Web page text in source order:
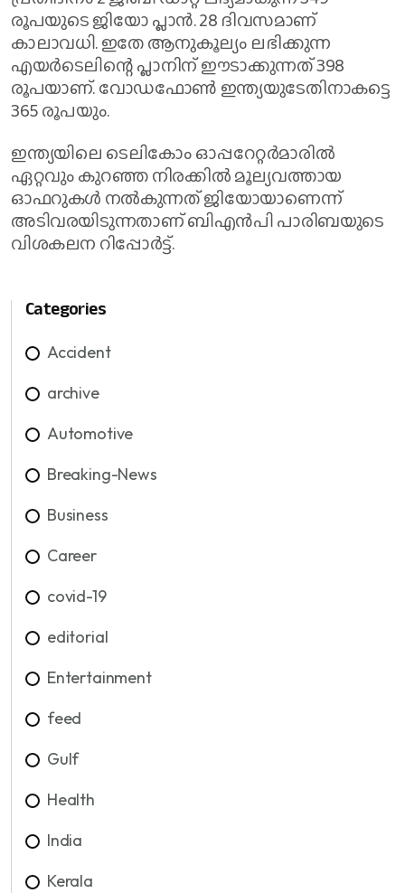
രൂപയുടെ ജിയോ പ്ലാന്‍. 28 ദിവസമാണ്
കാലാവധി. ഇതേ ആനുകൂല്യം ലഭിക്കുന്ന
എയര്‍ടെലിന്റെ പ്ലാനിന് ഈടാക്കുന്നത് 398
രൂപയാണ്. വോഡഫോണ്‍ ഇന്ത്യയുടേതിനാകട്ടെ
365 രൂപയും.
ഇന്ത്യയിലെ ടെലികോം ഓപ്പറേറ്റര്‍മാരില്‍
ഏറ്റവും കുറഞ്ഞ നിരക്കില്‍ മൂല്യവത്തായ
ഓഫറുകള്‍ നല്‍കുന്നത് ജിയോയാണെന്ന്
അടിവരയിടുന്നതാണ് ബിഎന്‍പി പാരിബയുടെ
വിശകലന റിപ്പോര്‍ട്ട്.
Categories
Accident
archive
Automotive
Breaking-News
Business
Career
covid-19
editorial
Entertainment
feed
Gulf
Health
India
Kerala